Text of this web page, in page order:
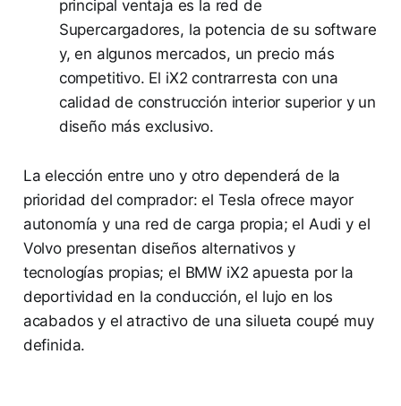
principal ventaja es la red de
Supercargadores, la potencia de su software
y, en algunos mercados, un precio más
competitivo. El iX2 contrarresta con una
calidad de construcción interior superior y un
diseño más exclusivo.
La elección entre uno y otro dependerá de la
prioridad del comprador: el Tesla ofrece mayor
autonomía y una red de carga propia; el Audi y el
Volvo presentan diseños alternativos y
tecnologías propias; el BMW iX2 apuesta por la
deportividad en la conducción, el lujo en los
acabados y el atractivo de una silueta coupé muy
definida.